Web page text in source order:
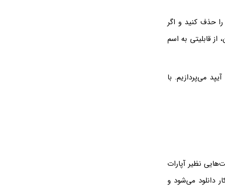
حذف کنید و اگر
قابلیتی به اسم
می‌پردازیم. با
نظیر آپارات
دانلود می‌شود و